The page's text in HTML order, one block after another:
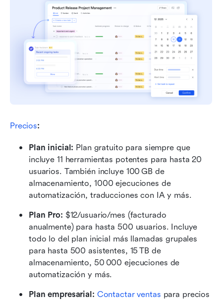
Precios:
Plan inicial: Plan gratuito para siempre que
incluye 11 herramientas potentes para hasta 20
usuarios. También incluye 100 GB de
almacenamiento, 1000 ejecuciones de
automatización, traducciones con IA y más.
Plan Pro: $12/usuario/mes (facturado
anualmente) para hasta 500 usuarios. Incluye
todo lo del plan inicial más llamadas grupales
para hasta 500 asistentes, 15 TB de
almacenamiento, 50 000 ejecuciones de
automatización y más.
Plan empresarial: Contactar ventas para precios